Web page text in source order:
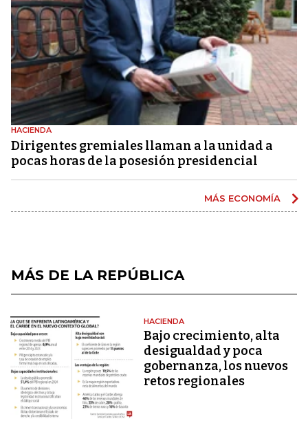
HACIENDA
Dirigentes gremiales llaman a la unidad a
pocas horas de la posesión presidencial
MÁS ECONOMÍA
MÁS DE LA REPÚBLICA
HACIENDA
Bajo crecimiento, alta
desigualdad y poca
gobernanza, los nuevos
retos regionales